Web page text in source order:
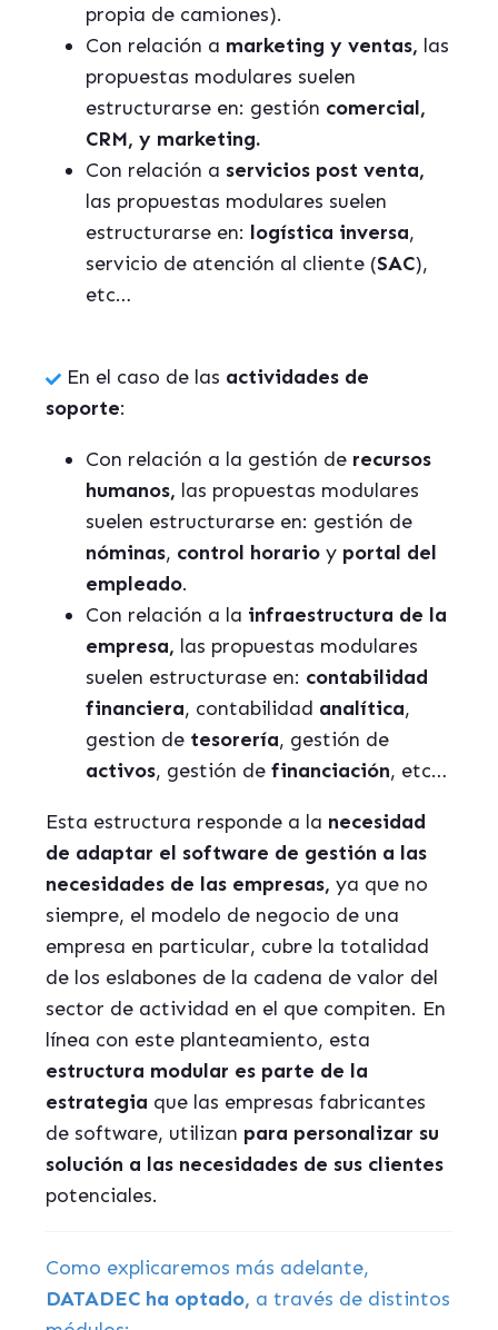
propia de camiones).
Con relación a marketing y ventas, las
propuestas modulares suelen
estructurarse en: gestión comercial,
CRM, y marketing.
Con relación a servicios post venta,
las propuestas modulares suelen
estructurarse en: logística inversa,
servicio de atención al cliente (SAC),
etc…
En el caso de las actividades de
soporte:
Con relación a la gestión de recursos
humanos, las propuestas modulares
suelen estructurarse en: gestión de
nóminas, control horario y portal del
empleado.
Con relación a la infraestructura de la
empresa, las propuestas modulares
suelen estructurase en: contabilidad
financiera, contabilidad analítica,
gestion de tesorería, gestión de
activos, gestión de financiación, etc…
Esta estructura responde a la necesidad
de adaptar el software de gestión a las
necesidades de las empresas, ya que no
siempre, el modelo de negocio de una
empresa en particular, cubre la totalidad
de los eslabones de la cadena de valor del
sector de actividad en el que compiten. En
línea con este planteamiento, esta
estructura modular es parte de la
estrategia que las empresas fabricantes
de software, utilizan para personalizar su
solución a las necesidades de sus clientes
potenciales.
Como explicaremos más adelante,
DATADEC ha optado, a través de distintos